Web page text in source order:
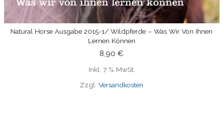
WEITERLESEN
Natural Horse Ausgabe 2015-1/ Wildpferde – Was Wir Von Ihnen
Lernen Können
8,90 €
Inkl. 7 % MwSt.
Zzgl. Versandkosten